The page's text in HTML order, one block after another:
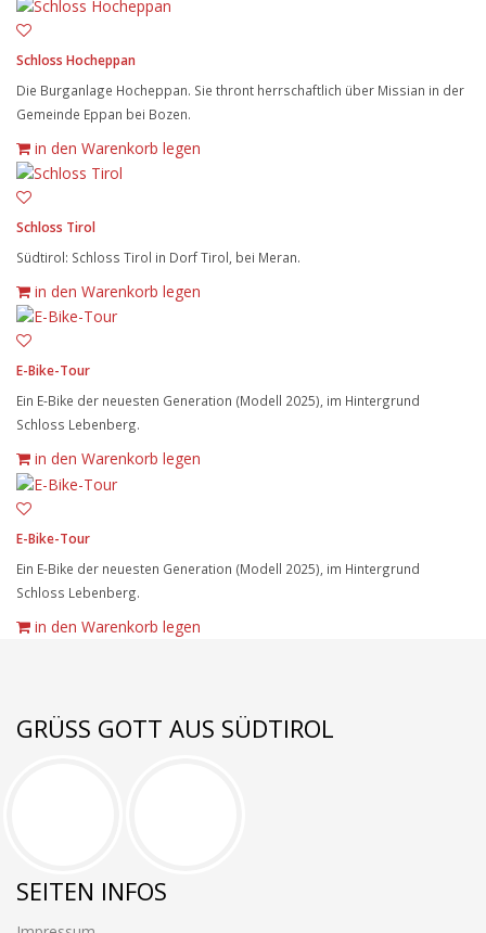
Schloss Hocheppan
Die Burganlage Hocheppan. Sie thront herrschaftlich über Missian in der
Gemeinde Eppan bei Bozen.
in den Warenkorb legen
Schloss Tirol
Südtirol: Schloss Tirol in Dorf Tirol, bei Meran.
in den Warenkorb legen
E-Bike-Tour
Ein E-Bike der neuesten Generation (Modell 2025), im Hintergrund
Schloss Lebenberg.
in den Warenkorb legen
E-Bike-Tour
Ein E-Bike der neuesten Generation (Modell 2025), im Hintergrund
Schloss Lebenberg.
in den Warenkorb legen
GRÜSS GOTT AUS SÜDTIROL
SEITEN INFOS